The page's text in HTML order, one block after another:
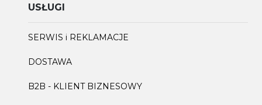
USŁUGI
SERWIS i REKLAMACJE
DOSTAWA
B2B - KLIENT BIZNESOWY